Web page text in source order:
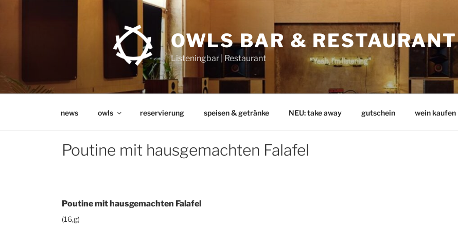
OWLS BAR & RESTAURANT
Listeningbar | Restaurant
news owls reservierung speisen & getränke NEU: take away gutschein wein kaufen
Poutine mit hausgemachten Falafel
Poutine mit hausgemachten Falafel
(16,g)